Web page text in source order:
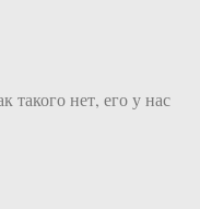
такого нет, его у нас